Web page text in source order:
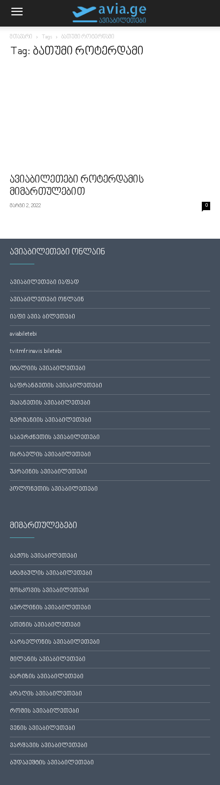
მთავარი Tags ბათუმი როტერდამი
Tag: ბათუმი როტერდამი
ავიაბილეთები როტერდამის
მიმართულებით
მარტი 2, 2022 0
ავიაბილეთები ონლაინ
ავიაბილეთები იაფად
ავიაბილეთები ონლაინ
იაფი ავია ბილეთები
aviabiletebi
tvitmfrinavis biletebi
იტალიის ავიაბილეთები
საფრანგეთის ავიაბილეთები
ესპანეთის ავიაბილეთები
გერმანიის ავიაბილეთები
საბერძნეთის ავიაბილეთები
ისრაელის ავიაბილეთები
უკრაინის ავიაბილეთები
პოლონეთის ავიაბილეთები
მიმართულებები
ბაქოს ავიაბილეთები
სტამბულის ავიაბილეთები
მოსკოვის ავიაბილეთები
ბერლინის ავიაბილეთები
ათენის ავიაბილეთები
ბარსელონის ავიაბილეთები
მილანის ავიაბილეთები
პარიზის ავიაბილეთები
პრაღის ავიაბილეთები
რომის ავიაბილეთები
ვენის ავიაბილეთები
ვარშავის ავიაბილეთები
ბუდაპეშტის ავიაბილეთები